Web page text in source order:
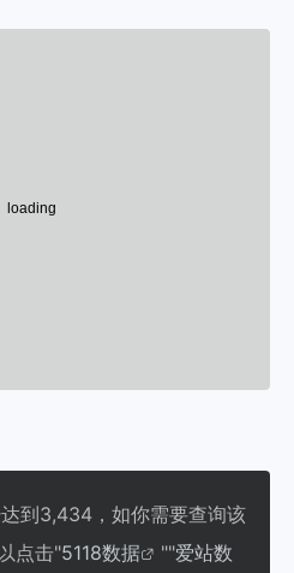
到3,434，如你需要查询该
点击"5118数据 ""爱站数